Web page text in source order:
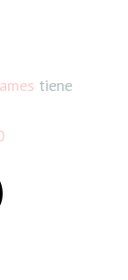
tiene